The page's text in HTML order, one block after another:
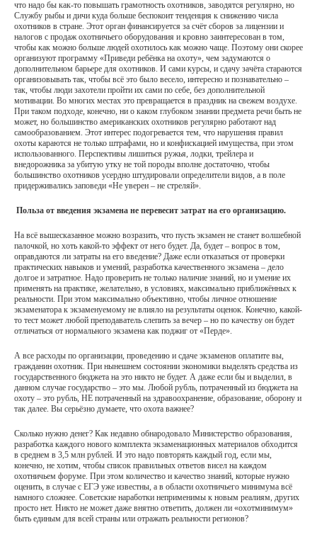
что надо бы как-то повышать грамотность охотников, заводятся регулярно, но
Службу рыбы и дичи куда больше беспокоит тенденция к снижению числа
охотников в стране. Этот орган финансируется за счёт сборов за лицензии и
налогов с продаж охотничьего оборудования и кровно заинтересован в том,
чтобы как можно больше людей охотилось как можно чаще. Поэтому они скорее
организуют программу «Приведи ребёнка на охоту», чем задумаются о
дополнительном барьере для охотников. И сами курсы, и сдачу зачёта стараются
организовывать так, чтобы всё это было весело, интересно и познавательно –
так, чтобы люди захотели пройти их сами по себе, без дополнительной
мотивации. Во многих местах это превращается в праздник на свежем воздухе.
При таком подходе, конечно, ни о каком глубоком знании предмета речи быть не
может, но большинство американских охотников регулярно работают над
самообразованием. Этот интерес подогревается тем, что нарушения правил
охоты караются не только штрафами, но и конфискацией имущества, при этом
использованного. Перспективы лишиться ружья, лодки, трейлера и
внедорожника за убитую утку не той породы вполне достаточно, чтобы
большинство охотников усердно штудировали определители видов, а в поле
придерживались заповеди «Не уверен – не стреляй».
Польза от введения экзамена не перевесит затрат на его организацию.
На всё вышесказанное можно возразить, что пусть экзамен не станет волшебной
палочкой, но хоть какой-то эффект от него будет. Да, будет – вопрос в том,
оправдаются ли затраты на его введение? Даже если отказаться от проверки
практических навыков и умений, разработка качественного экзамена – дело
долгое и затратное. Надо проверить не только наличие знаний, но и умение их
применять на практике, желательно, в условиях, максимально приближённых к
реальности. При этом максимально объективно, чтобы личное отношение
экзаменатора к экзаменуемому не влияло на результаты оценок. Конечно, какой-
то тест может любой преподаватель слепить за вечер – но по качеству он будет
отличаться от нормального экзамена как поджиг от «Перде».
А все расходы по организации, проведению и сдаче экзаменов оплатите вы,
гражданин охотник. При нынешнем состоянии экономики выделять средства из
государственного бюджета на это никто не будет. А даже если бы и выделил, в
данном случае государство – это мы. Любой рубль, потраченный из бюджета на
охоту – это рубль, НЕ потраченный на здравоохранение, образование, оборону и
так далее. Вы серьёзно думаете, что охота важнее?
Сколько нужно денег? Как недавно обнародовало Министерство образования,
разработка каждого нового комплекта экзаменационных материалов обходится
в среднем в 3,5 млн рублей. И это надо повторять каждый год, если мы,
конечно, не хотим, чтобы список правильных ответов висел на каждом
охотничьем форуме. При этом количество и качество знаний, которые нужно
оценить, в случае с ЕГЭ уже известны, а в области охотничьего минимума всё
намного сложнее. Советские наработки неприменимы к новым реалиям, других
просто нет. Никто не может даже внятно ответить, должен ли «охотминимум»
быть единым для всей страны или отражать реальности регионов?